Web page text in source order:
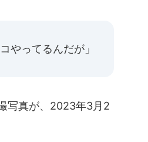
やってるんだが」
写真が、2023年3月2